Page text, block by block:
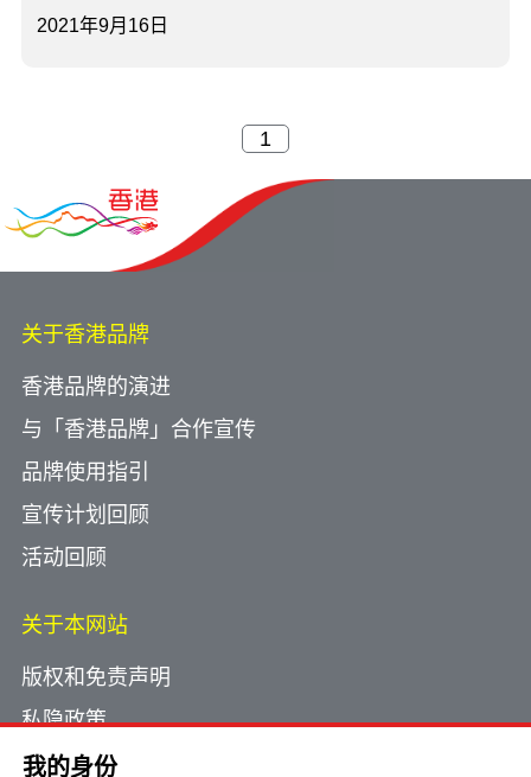
我的身份
2021年9月16日
关于香港品牌
香港品牌的演进
与「香港品牌」合作宣传
品牌使用指引
宣传计划回顾
活动回顾
关于本网站
版权和免责声明
私隐政策
使用小型文字档案